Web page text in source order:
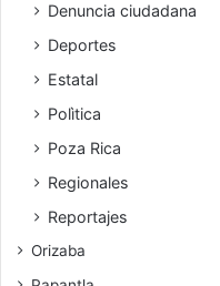
Denuncia ciudadana
Deportes
Estatal
Polìtica
Poza Rica
Regionales
Reportajes
Orizaba